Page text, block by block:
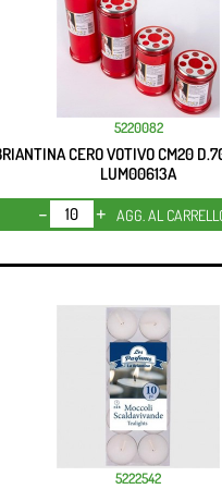
5220082
CERO VOTIVO CM20
LUM00613A
Quantità
AGG. AL
5222542